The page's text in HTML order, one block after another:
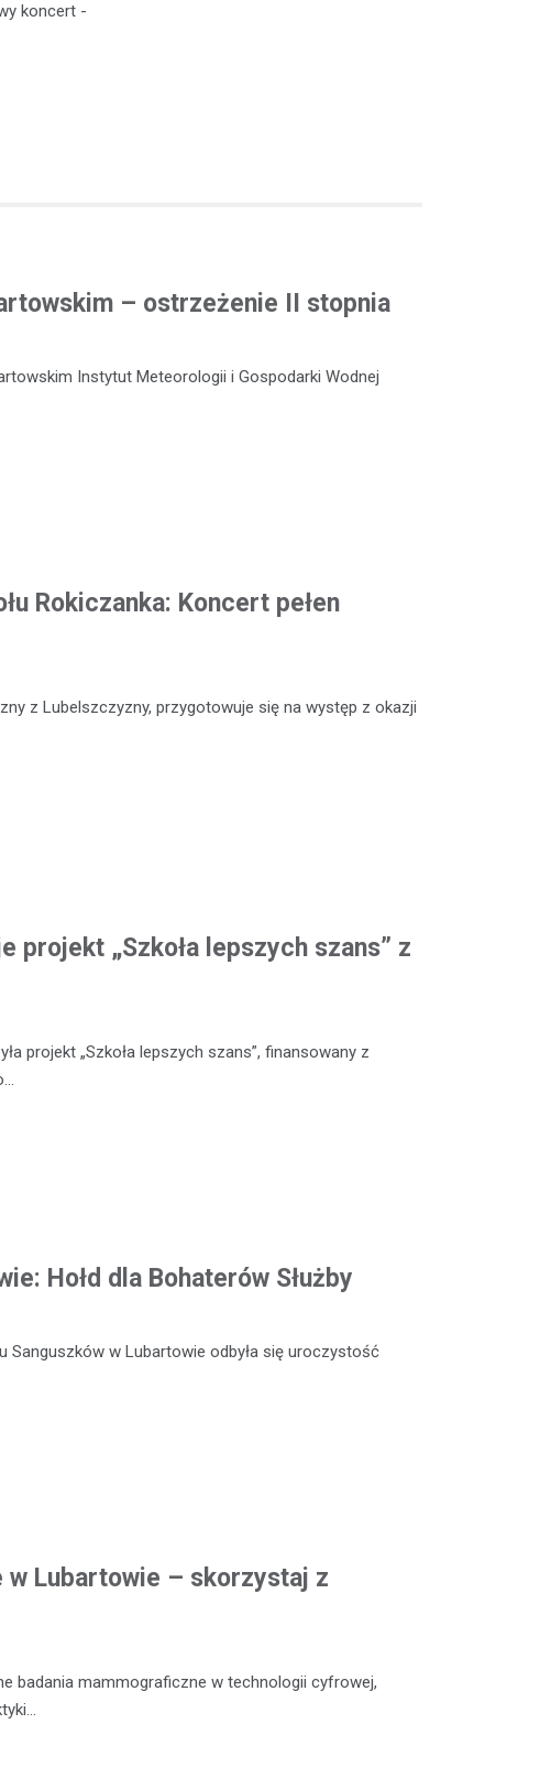
koncert -
– ostrzeżenie II stopnia
Instytut Meteorologii i Gospodarki Wodnej
Rokiczanka: Koncert pełen
z Lubelszczyzny, przygotowuje się na występ z okazji
projekt „Szkoła lepszych szans” z
projekt „Szkoła lepszych szans”, finansowany z
Hołd dla Bohaterów Służby
Sanguszków w Lubartowie odbyła się uroczystość
w Lubartowie – skorzystaj z
badania mammograficzne w technologii cyfrowej,